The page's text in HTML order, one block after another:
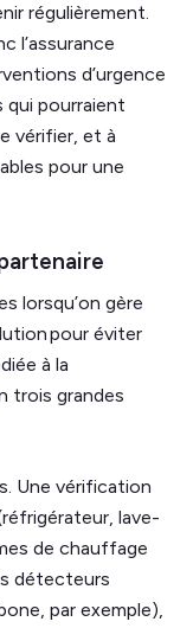
régulièrement.
l’assurance
d’urgence
qui pourraient
vérifier, et à
pour une
lorsqu’on gère
pour éviter
à la
trois grandes
Une vérification
lave-
de chauffage
détecteurs
par exemple),